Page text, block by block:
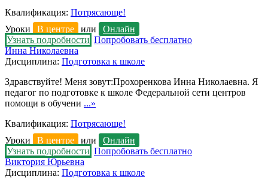
Квалификация: Потрясающе!
Уроки
В центре или
Онлайн
Узнать подробности Попробовать бесплатно
Инна Николаевна
Дисциплина: Подготовка к школе
Здравствуйте! Меня зовут:Прохоренкова Инна Николаевна. Я
педагог по подготовке к школе Федеральной сети центров
помощи в обучени ...»
Квалификация: Потрясающе!
Уроки
В центре или
Онлайн
Узнать подробности Попробовать бесплатно
Виктория Юрьевна
Дисциплина: Подготовка к школе